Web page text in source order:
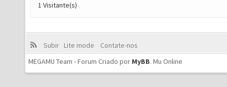
1 Visitante(s)
Subir Lite mode
Contate-nos
MEGAMU Team - Forum Criado por MyBB. Mu Online